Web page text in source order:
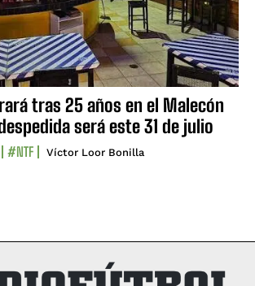
tras 25 años en el Malecón
será este 31 de julio
#NTF Víctor Loor Bonilla